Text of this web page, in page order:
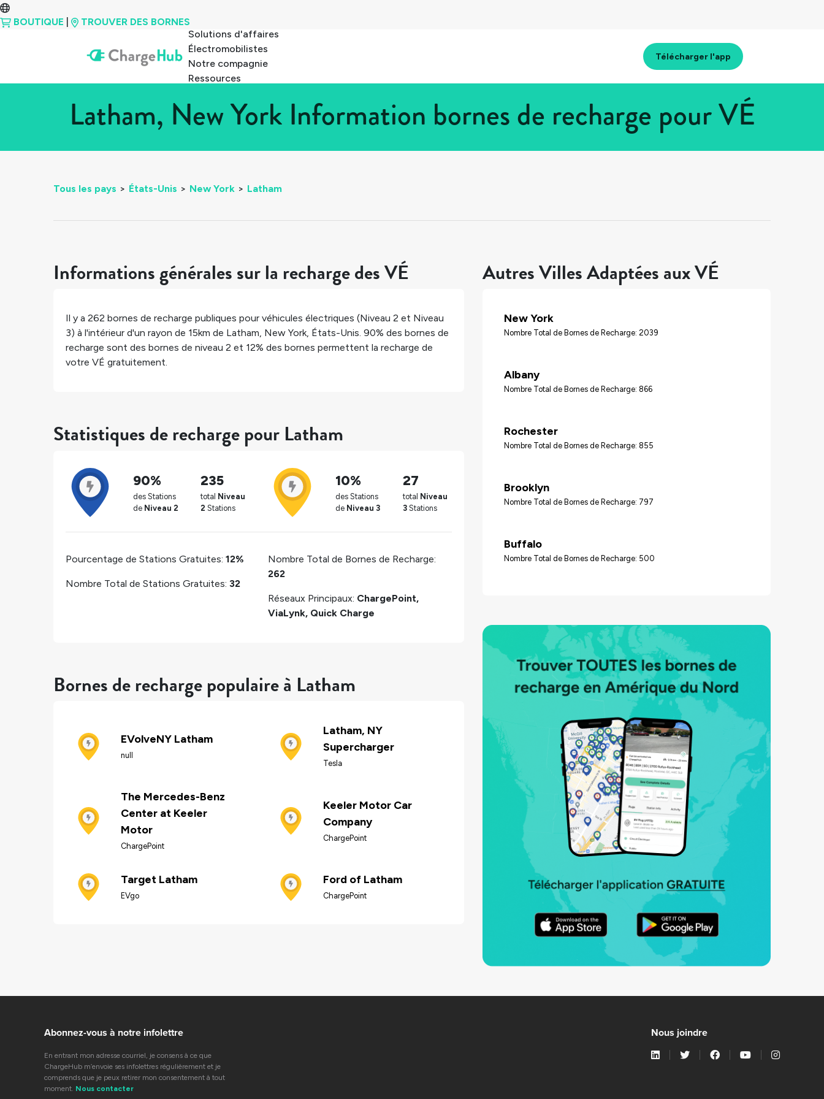
BOUTIQUE
TROUVER DES BORNES
Solutions d'affaires
Électromobilistes
Notre compagnie
Ressources
Télécharger l'app
Latham, New York Information bornes de recharge pour VÉ
Tous les pays > États-Unis > New York > Latham
Informations générales sur la recharge des VÉ
Il y a 262 bornes de recharge publiques pour véhicules électriques (Niveau 2 et Niveau
3) à l'intérieur d'un rayon de 15km de Latham, New York, États-Unis. 90% des bornes de
recharge sont des bornes de niveau 2 et 12% des bornes permettent la recharge de
votre VÉ gratuitement.
Statistiques de recharge pour Latham
90%
des Stations
de Niveau 2
235
total Niveau
2 Stations
10%
des Stations
de Niveau 3
27
total Niveau
3 Stations
Pourcentage de Stations Gratuites: 12%
Nombre Total de Stations Gratuites: 32
Nombre Total de Bornes de Recharge:
262
Réseaux Principaux: ChargePoint,
ViaLynk, Quick Charge
Bornes de recharge populaire à Latham
EVolveNY Latham
null
Latham, NY
Supercharger
Tesla
The Mercedes-Benz
Center at Keeler
Motor
ChargePoint
Keeler Motor Car
Company
ChargePoint
Target Latham
EVgo
Ford of Latham
ChargePoint
Autres Villes Adaptées aux VÉ
New York
Nombre Total de Bornes de Recharge: 2039
Albany
Nombre Total de Bornes de Recharge: 866
Rochester
Nombre Total de Bornes de Recharge: 855
Brooklyn
Nombre Total de Bornes de Recharge: 797
Buffalo
Nombre Total de Bornes de Recharge: 500
Abonnez-vous à notre infolettre
En entrant mon adresse courriel, je consens à ce que
ChargeHub m’envoie ses infolettres régulièrement et je
comprends que je peux retirer mon consentement à tout
moment. Nous contacter
Nous joindre